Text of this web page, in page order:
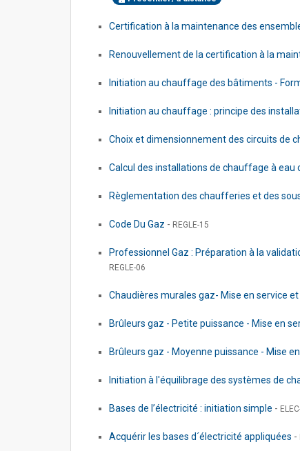
Certification à la maintenance des
Renouvellement de la certification à la
Initiation au chauffage des bâtiments -
Initiation au chauffage : principe des
Choix et dimensionnement des circuits de
Calcul des installations de chauffage à eau
Règlementation des chaufferies et des
Code Du Gaz - REGLE-15
Professionnel Gaz : Préparation à la
REGLE-06
Chaudières murales gaz- Mise en service
Brûleurs gaz - Petite puissance - Mise en
Brûleurs gaz - Moyenne puissance - Mise
Initiation à l'équilibrage des systèmes de
Bases de l’électricité : initiation simple -
Acquérir les bases d´électricité appliquées -